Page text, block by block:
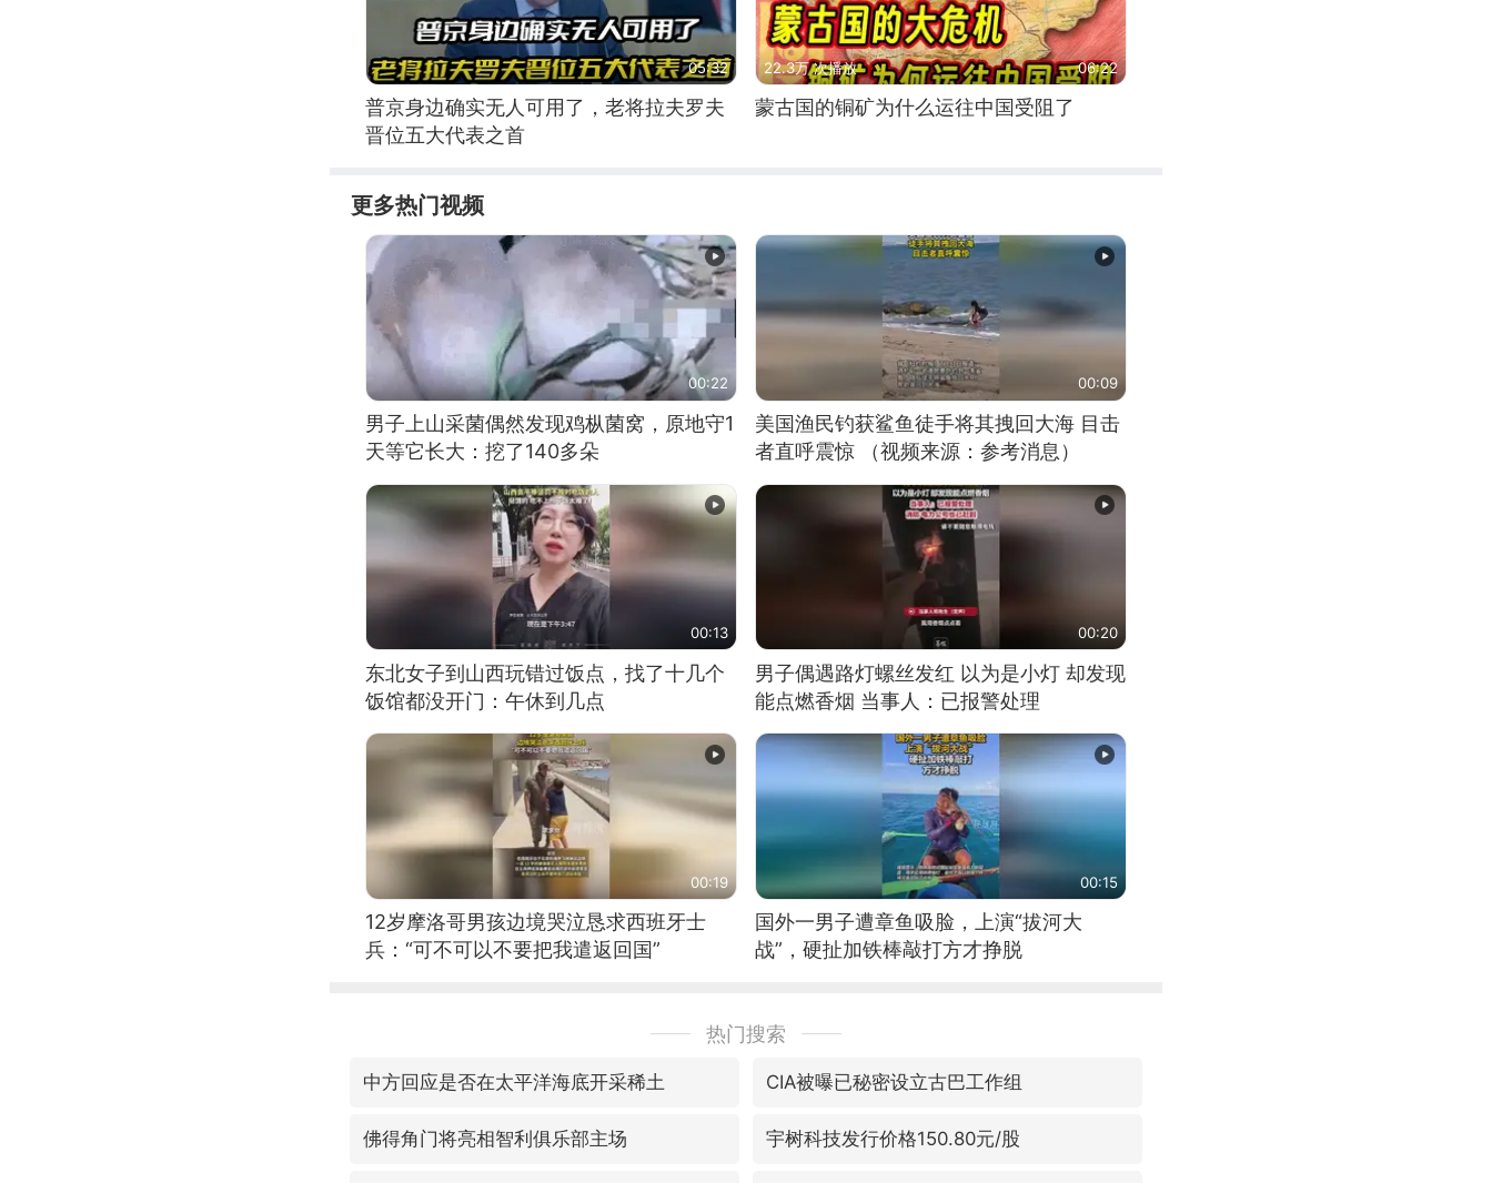
05:32
普京身边确实无人可用了，老将拉夫罗夫
晋位五大代表之首
22.3万 次播放 06:22
蒙古国的铜矿为什么运往中国受阻了
更多热门视频
00:22
男子上山采菌偶然发现鸡枞菌窝，原地守1
天等它长大：挖了140多朵
00:09
美国渔民钓获鲨鱼徒手将其拽回大海 目击
者直呼震惊 （视频来源：参考消息）
00:13
东北女子到山西玩错过饭点，找了十几个
饭馆都没开门：午休到几点
00:20
男子偶遇路灯螺丝发红 以为是小灯 却发现
能点燃香烟 当事人：已报警处理
00:19
12岁摩洛哥男孩边境哭泣恳求西班牙士
兵：“可不可以不要把我遣返回国”
00:15
国外一男子遭章鱼吸脸，上演“拔河大
战”，硬扯加铁棒敲打方才挣脱
热门搜索
中方回应是否在太平洋海底开采稀土 CIA被曝已秘密设立古巴工作组
佛得角门将亮相智利俱乐部主场 宇树科技发行价格150.80元/股